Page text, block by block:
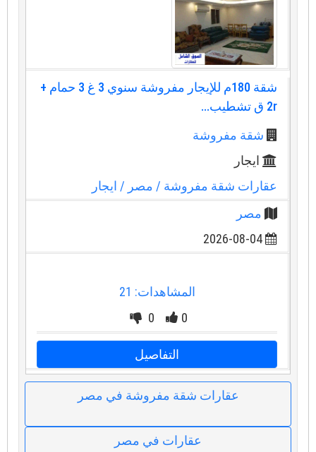
شقة 180م للإيجار مفروشة سنوي 3 غ 3 حمام +
2r ق تشطيب...
شقة مفروشة
ايجار
عقارات شقة مفروشة / مصر / ايجار
مصر
المشاهدات: 21
0
0
التفاصيل
عقارات شقة مفروشة في مصر
عقارات في مصر